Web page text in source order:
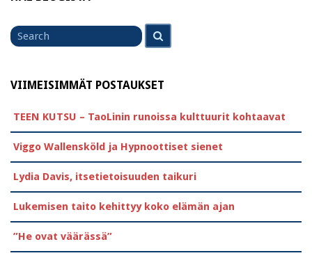
Search
for
VIIMEISIMMÄT POSTAUKSET
TEEN KUTSU – TaoLinin runoissa kulttuurit kohtaavat
Viggo Wallensköld ja Hypnoottiset sienet
Lydia Davis, itsetietoisuuden taikuri
Lukemisen taito kehittyy koko elämän ajan
”He ovat väärässä”